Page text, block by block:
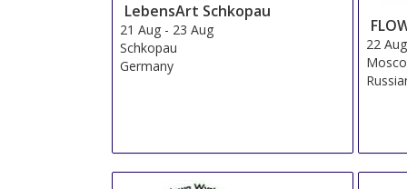
LebensArt Schkopau
21 Aug- 23 Aug
Schkopau
Germany
22 Aug